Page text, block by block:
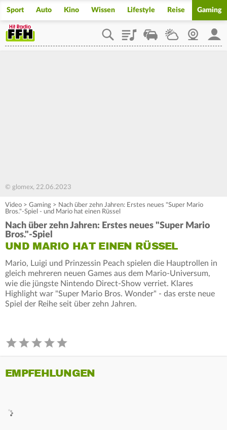
Sport Auto Kino Wissen Lifestyle Reise Gaming
PlaylistStaupilotWetterWebcam
© glomex, 22.06.2023
Video > Gaming > Nach über zehn Jahren: Erstes neues "Super Mario
Bros."-Spiel - und Mario hat einen Rüssel
Nach über zehn Jahren: Erstes neues "Super Mario
Bros."-Spiel
UND MARIO HAT EINEN RÜSSEL
Mario, Luigi und Prinzessin Peach spielen die Hauptrollen in
gleich mehreren neuen Games aus dem Mario-Universum,
wie die jüngste Nintendo Direct-Show verriet. Klares
Highlight war "Super Mario Bros. Wonder" - das erste neue
Spiel der Reihe seit über zehn Jahren.
EMPFEHLUNGEN